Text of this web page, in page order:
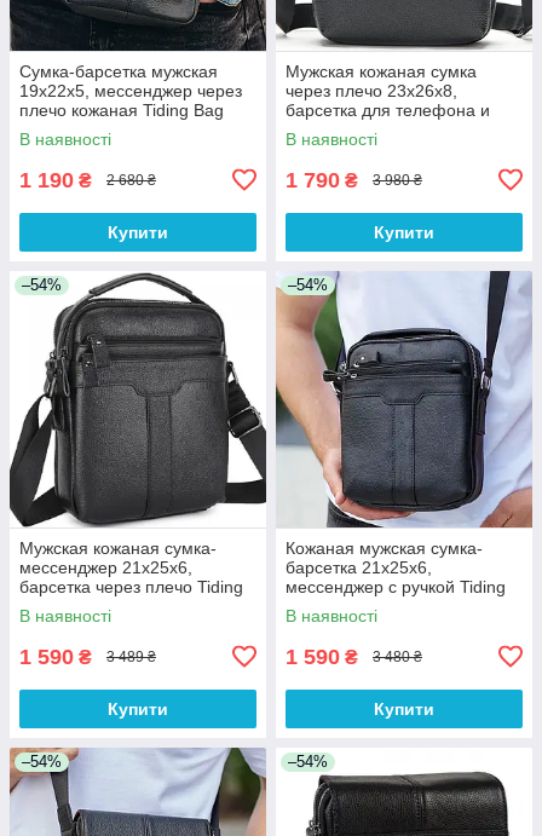
Сумка-барсетка мужская
19х22х5, мессенджер через
плечо кожаная Tiding Bag
BON6165 черный
В наявності
1 190 ₴ 2 680 ₴
Купити
Мужская кожаная сумка
через плечо 23х26х8,
барсетка для телефона и
документов Tiding Bag
711511 черная
В наявності
1 790 ₴ 3 980 ₴
Купити
–54%
Мужская кожаная сумка-
мессенджер 21х25х6,
барсетка через плечо Tiding
Bag A25-3278A Черная
В наявності
1 590 ₴ 3 489 ₴
Купити
–54%
Кожаная мужская сумка-
барсетка 21х25х6,
мессенджер с ручкой Tiding
Bag 73957 черная
В наявності
1 590 ₴ 3 480 ₴
Купити
–54% –54%